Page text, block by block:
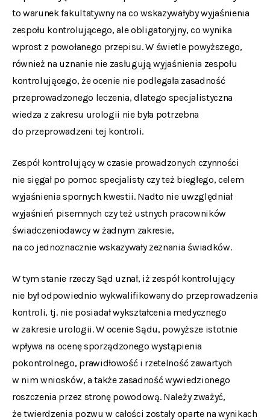
to warunek fakultatywny na co wskazywałyby wyjaśnienia
zespołu kontrolującego, ale obligatoryjny, co wynika
wprost z powołanego przepisu. W świetle powyższego,
również na uznanie nie zasługują wyjaśnienia zespołu
kontrolującego, że ocenie nie podlegała zasadność
przeprowadzonego leczenia, dlatego specjalistyczna
wiedza z zakresu urologii nie była potrzebna
do przeprowadzeni tej kontroli.
Zespół kontrolujący w czasie prowadzonych czynności
nie sięgał po pomoc specjalisty czy też biegłego, celem
wyjaśnienia spornych kwestii. Nadto nie uwzględniał
wyjaśnień pisemnych czy też ustnych pracowników
świadczeniodawcy w żadnym zakresie,
na co jednoznacznie wskazywały zeznania świadków.
W tym stanie rzeczy Sąd uznał, iż zespół kontrolujący
nie był odpowiednio wykwalifikowany do przeprowadzenia
kontroli, tj. nie posiadał wykształcenia medycznego
w zakresie urologii. W ocenie Sądu, powyższe istotnie
wpływa na ocenę sporządzonego wystąpienia
pokontrolnego, prawidłowość i rzetelność zawartych
w nim wniosków, a także zasadność wywiedzionego
roszczenia przez stronę powodową. Należy zważyć,
że twierdzenia pozwu w całości zostały oparte na wynikach